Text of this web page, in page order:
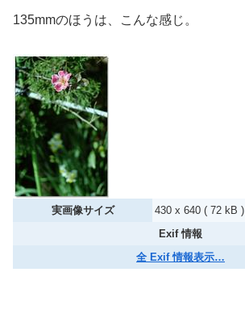
135mmのほうは、こんな感じ。
実画像サイズ
430 x 640 ( 72 kB )
Exif 情報
全 Exif 情報表示…